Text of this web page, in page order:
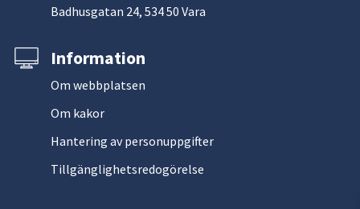
Badhusgatan 24, 534 50 Vara
Information
Om webbplatsen
Om kakor
Hantering av personuppgifter
Tillgänglighetsredogörelse